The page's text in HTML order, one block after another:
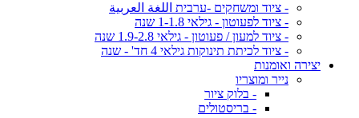
- ציוד ומשחקים -ערבית اللغة العربية
- ציוד לפעוטון - גילאי 1-1.8 שנה
- ציוד למעון / פעוטון - גילאי 1.9-2.8 שנה
- ציוד לכיתת תינוקות גילאי 4 חד' - שנה
יצירה ואומנות
נייר ומוצריו
- בלוק ציור
- בריסטולים